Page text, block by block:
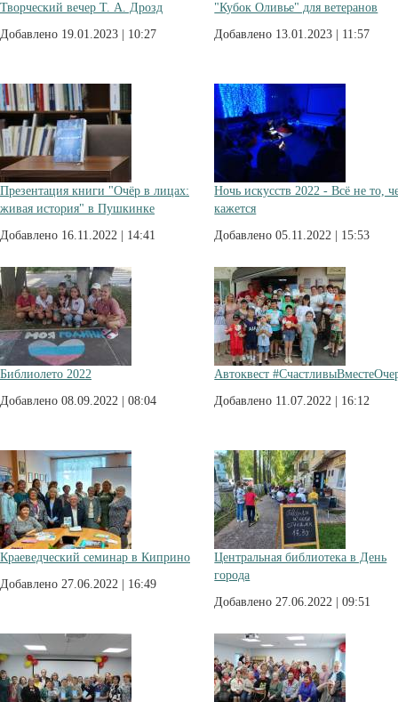
Творческий вечер Т. А. Дрозд
Добавлено 19.01.2023 | 10:27
"Кубок Оливье" для ветеранов
Добавлено 13.01.2023 | 11:57
Презентация книги "Очёр в лицах:
живая история" в Пушкинке
Добавлено 16.11.2022 | 14:41
Ночь искусств 2022 - Всё не то,
кажется
Добавлено 05.11.2022 | 15:53
Библиолето 2022
Добавлено 08.09.2022 | 08:04
Автоквест
Добавлено 11.07.2022 | 16:12
Краеведческий семинар в Киприно
Добавлено 27.06.2022 | 16:49
Центральная библиотека в День
города
Добавлено 27.06.2022 | 09:51